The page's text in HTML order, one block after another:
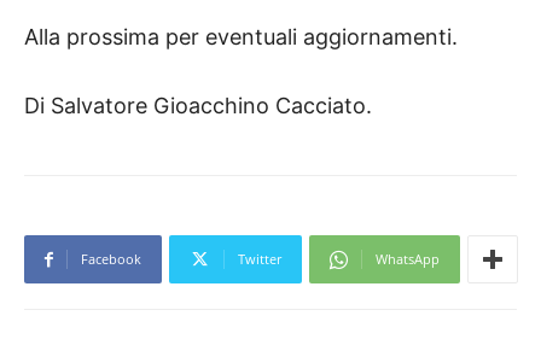
Alla prossima per eventuali aggiornamenti.
Di Salvatore Gioacchino Cacciato.
Facebook Twitter WhatsApp